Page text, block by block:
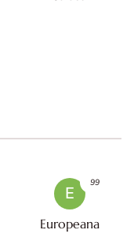
E
Europeana
99